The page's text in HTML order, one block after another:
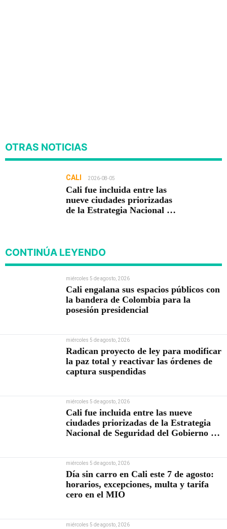
OTRAS NOTICIAS
CALI 2026-08-05
Cali fue incluida entre las
nueve ciudades priorizadas
de la Estrategia Nacional de
CONTINÚA LEYENDO
miércoles 5 de agosto, 2026
Cali engalana sus espacios públicos con
la bandera de Colombia para la
posesión presidencial
miércoles 5 de agosto, 2026
Radican proyecto de ley para modificar
la paz total y reactivar las órdenes de
captura suspendidas
miércoles 5 de agosto, 2026
Cali fue incluida entre las nueve
ciudades priorizadas de la Estrategia
Nacional de Seguridad del Gobierno de
miércoles 5 de agosto, 2026
Día sin carro en Cali este 7 de agosto:
horarios, excepciones, multa y tarifa
cero en el MIO
miércoles 5 de agosto, 2026